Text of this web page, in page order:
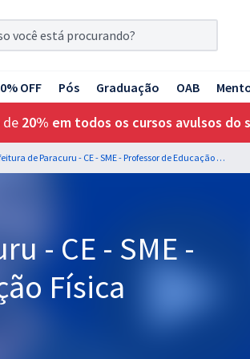
OFF Pós Graduação OAB
de 20% em todos os cursos avulsos do
Prefeitura de Paracuru - CE - SME - Professor de Educação Física
- CE - SME -
Física